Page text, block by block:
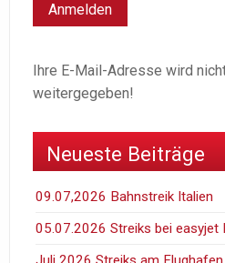
Ihre E-Mail-Adresse wird
weitergegeben!
Neueste Beiträge
09.07,2026 Bahnstreik Italien
05.07.2026 Streiks bei easyjet